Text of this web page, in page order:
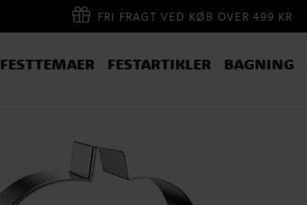
FRI FRAGT VED KØB OVER 499 KR
FESTTEMAER FESTARTIKLER BAGNING